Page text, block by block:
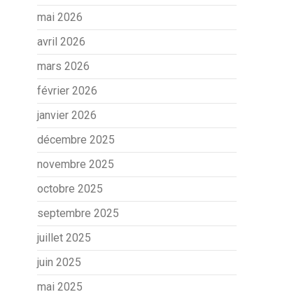
mai 2026
avril 2026
mars 2026
février 2026
janvier 2026
décembre 2025
novembre 2025
octobre 2025
septembre 2025
juillet 2025
juin 2025
mai 2025